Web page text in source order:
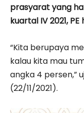
prasyarat yang
kuartal IV 2021,
“Kita berupaya
kalau kita mau
angka 4 persen,”
(22/11/2021).